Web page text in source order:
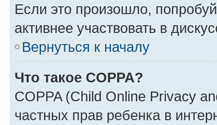
Если это произошло,
активнее участвовать в
Вернуться к началу
Что такое COPPA?
COPPA (Child Online Privacy
частных прав ребенка в